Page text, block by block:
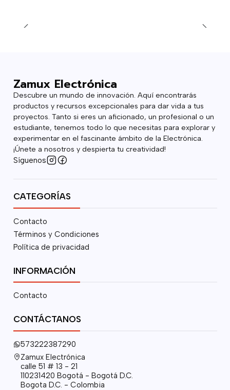
Zamux Electrónica
Descubre un mundo de innovación. Aquí encontrarás
productos y recursos excepcionales para dar vida a tus
proyectos. Tanto si eres un aficionado, un profesional o un
estudiante, tenemos todo lo que necesitas para explorar y
experimentar en el fascinante ámbito de la Electrónica.
¡Únete a nosotros y despierta tu creatividad!
Síguenos
CATEGORÍAS
Contacto
Términos y Condiciones
Política de privacidad
INFORMACIÓN
Contacto
CONTÁCTANOS
573222387290
Zamux Electrónica
calle 51 # 13 - 21
110231420 Bogotá - Bogotá D.C.
Bogota D.C. - Colombia